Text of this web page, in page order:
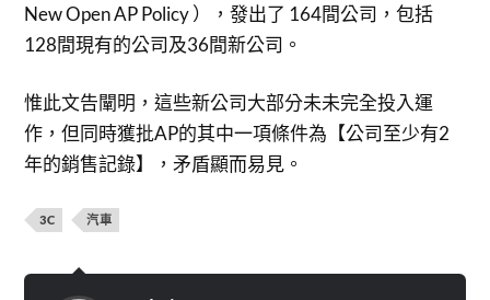
New Open AP Policy ），發出了 164間公司，包括
128間現有的公司及36間新公司。
惟此文告闡明，這些新公司大部分未未完全投入運
作，但同時獲批AP的其中一項條件為【公司至少有2
年的銷售記錄】，矛盾顯而易見。
3C 汽車